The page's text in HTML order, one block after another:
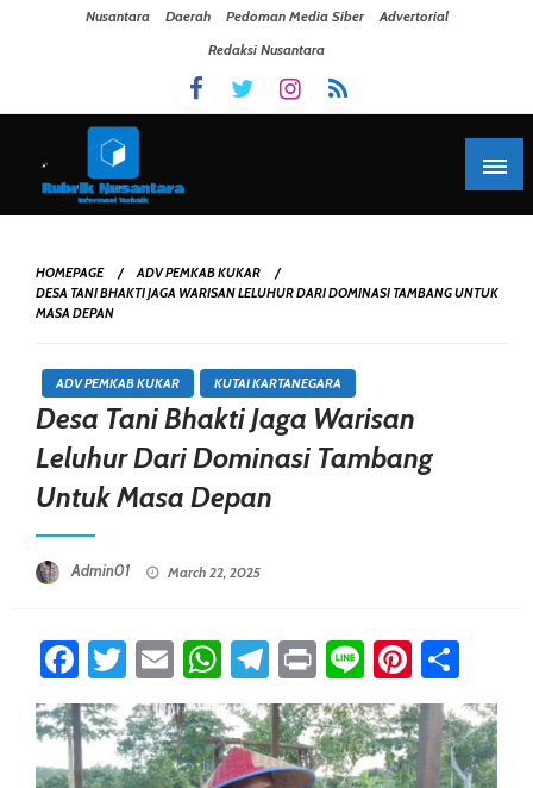
Nusantara Daerah Pedoman Media Siber
Advertorial
Redaksi Nusantara
HOMEPAGE
ADV PEMKAB KUKAR
DESA TANI BHAKTI JAGA WARISAN LELUHUR DARI DOMINASI TAMBANG UNTUK
MASA DEPAN
ADV PEMKAB KUKAR KUTAI KARTANEGARA
Desa Tani Bhakti Jaga Warisan
Leluhur Dari Dominasi Tambang
Untuk Masa Depan
Admin01 March 22, 2025
Facebook
Twitter
EmailWhatsApp
Telegram
PrintLine